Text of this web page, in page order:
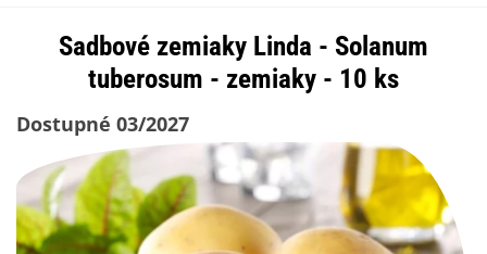
Sadbové zemiaky Linda - Solanum
tuberosum - zemiaky - 10 ks
Dostupné 03/2027